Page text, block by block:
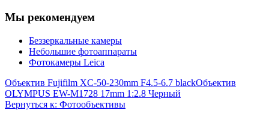
Мы рекомендуем
Беззеркальные камеры
Небольшие фотоаппараты
Фотокамеры Leica
Объектив Fujifilm XC-50-230mm F4.5-6.7 blackОбъектив
OLYMPUS EW-M1728 17mm 1:2.8 Черный
Вернуться к: Фотообъективы